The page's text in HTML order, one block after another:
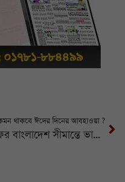
থাকবে ঈদের দিনের আবহাওয়া ?
ফের বাংলাদেশ সীমান্তে ভারতীয় ড্রোন